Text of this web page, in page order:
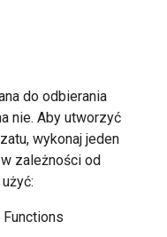
do odbierania
nie. Aby utworzyć
wykonaj jeden
zależności od